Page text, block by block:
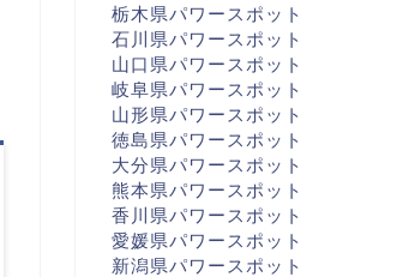
栃木県パワースポット
石川県パワースポット
山口県パワースポット
岐阜県パワースポット
山形県パワースポット
徳島県パワースポット
大分県パワースポット
熊本県パワースポット
香川県パワースポット
愛媛県パワースポット
新潟県パワースポット